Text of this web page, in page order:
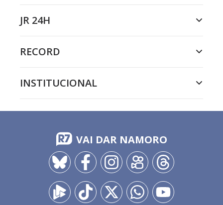
JR 24H
RECORD
INSTITUCIONAL
VAI DAR NAMORO